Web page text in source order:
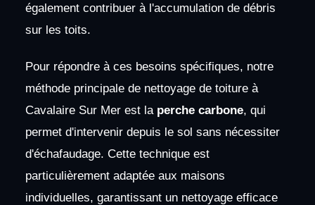
également contribuer à l'accumulation de débris
sur les toits.
Pour répondre à ces besoins spécifiques, notre
méthode principale de nettoyage de toiture à
Cavalaire Sur Mer est la perche carbone, qui
permet d'intervenir depuis le sol sans nécessiter
d'échafaudage. Cette technique est
particulièrement adaptée aux maisons
individuelles, garantissant un nettoyage efficace